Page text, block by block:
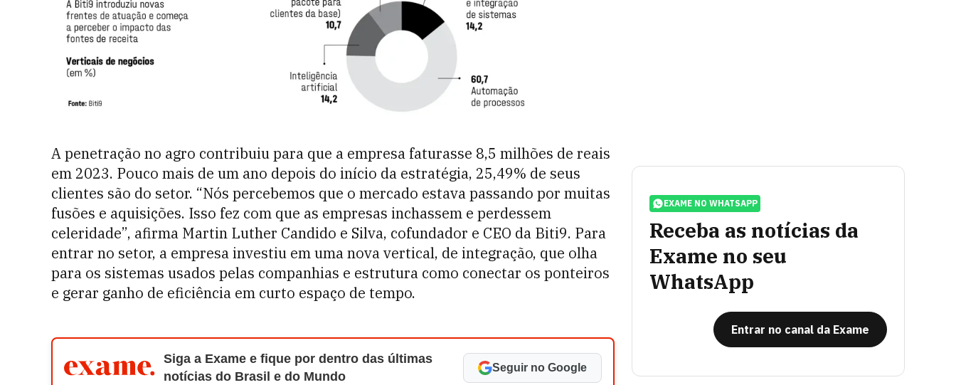
A penetração no agro contribuiu para que a empresa faturasse 8,5 milhões de reais
em 2023. Pouco mais de um ano depois do início da estratégia, 25,49% de seus
clientes são do setor. “Nós percebemos que o mercado estava passando por muitas
fusões e aquisições. Isso fez com que as empresas inchassem e perdessem
celeridade”, afirma Martin Luther Candido e Silva, cofundador e CEO da Biti9. Para
entrar no setor, a empresa investiu em uma nova vertical, de integração, que olha
para os sistemas usados pelas companhias e estrutura como conectar os ponteiros
e gerar ganho de eficiência em curto espaço de tempo.
Siga a Exame e fique por dentro das últimas
notícias do Brasil e do Mundo
Seguir no Google
EXAME NO WHATSAPP
Receba as notícias da
Exame no seu
WhatsApp
Entrar no canal da Exame